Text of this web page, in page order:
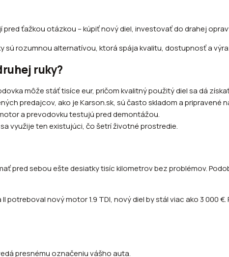
ťažkou otázkou – kúpiť nový diel, investovať do drahej
sú rozumnou alternatívou, ktorá spája kvalitu, dostupnosť a
ruky?
môže stáť tisíce eur, pričom kvalitný použitý diel sa dá
predajcov, ako je Karson.sk, sú často skladom a pripravené
a prevodovku testujú pred demontážou.
využije ten existujúci, čo šetrí životné prostredie.
pred sebou ešte desiatky tisíc kilometrov bez problémov.
II potreboval nový motor 1.9 TDI, nový diel by stál viac ako 3
presnému označeniu vášho auta.